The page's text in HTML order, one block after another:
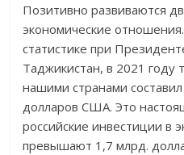
Позитивно развиваются
экономические
статистике при
Таджикистан, в 2021 году
нашими странами
долларов США. Это
российские инвестиции в
превышают 1,7 млрд.